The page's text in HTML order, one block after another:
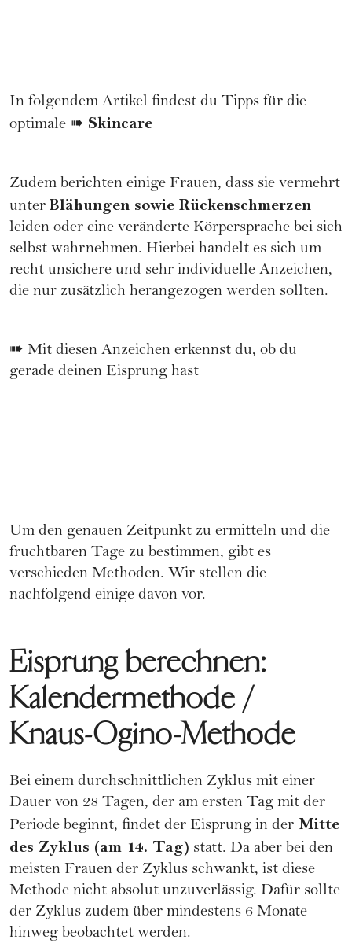
In folgendem Artikel findest du Tipps für die
optimale ➠ Skincare
Zudem berichten einige Frauen, dass sie vermehrt
unter Blähungen sowie Rückenschmerzen
leiden oder eine veränderte Körpersprache bei sich
selbst wahrnehmen. Hierbei handelt es sich um
recht unsichere und sehr individuelle Anzeichen,
die nur zusätzlich herangezogen werden sollten.
➠ Mit diesen Anzeichen erkennst du, ob du
gerade deinen Eisprung hast
Um den genauen Zeitpunkt zu ermitteln und die
fruchtbaren Tage zu bestimmen, gibt es
verschieden Methoden. Wir stellen die
nachfolgend einige davon vor.
Eisprung berechnen:
Kalendermethode /
Knaus-Ogino-Methode
Bei einem durchschnittlichen Zyklus mit einer
Dauer von 28 Tagen, der am ersten Tag mit der
Periode beginnt, findet der Eisprung in der Mitte
des Zyklus (am 14. Tag) statt. Da aber bei den
meisten Frauen der Zyklus schwankt, ist diese
Methode nicht absolut unzuverlässig. Dafür sollte
der Zyklus zudem über mindestens 6 Monate
hinweg beobachtet werden.